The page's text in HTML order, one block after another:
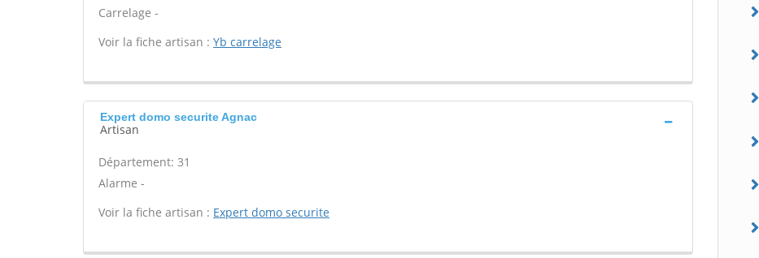
Carrelage -
Voir la fiche artisan : Yb carrelage
Expert domo securite Agnac
Artisan
Département: 31
Alarme -
Voir la fiche artisan : Expert domo securite